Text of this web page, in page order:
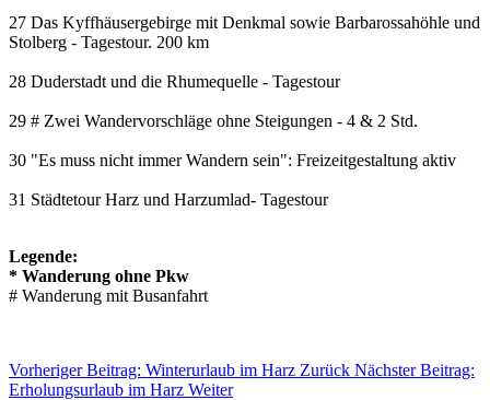
27 Das Kyffhäusergebirge mit Denkmal sowie Barbarossahöhle und
Stolberg - Tagestour. 200 km
28 Duderstadt und die Rhumequelle - Tagestour
29 # Zwei Wandervorschläge ohne Steigungen - 4 & 2 Std.
30 "Es muss nicht immer Wandern sein": Freizeitgestaltung aktiv
31 Städtetour Harz und Harzumlad- Tagestour
Legende:
* Wanderung ohne Pkw
# Wanderung mit Busanfahrt
Vorheriger Beitrag: Winterurlaub im Harz Zurück Nächster Beitrag:
Erholungsurlaub im Harz Weiter